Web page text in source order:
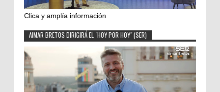
Clica y amplía información
AIMAR BRETOS DIRIGIRÁ EL "HOY POR HOY" (SER)